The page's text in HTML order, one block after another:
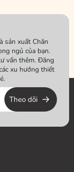
sản xuất Chăn
ngủ của bạn.
vấn thêm. Đăng
xu hướng thiết
Theo dõi